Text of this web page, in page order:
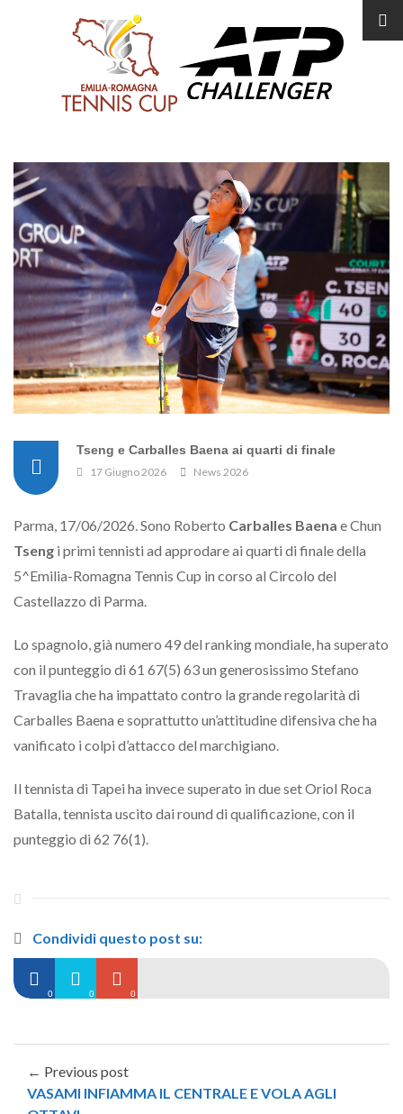
Tseng e Carballes Baena ai quarti di finale
17 Giugno 2026 News 2026
Parma, 17/06/2026. Sono Roberto Carballes Baena e Chun
Tseng i primi tennisti ad approdare ai quarti di finale della
5^Emilia-Romagna Tennis Cup in corso al Circolo del
Castellazzo di Parma.
Lo spagnolo, già numero 49 del ranking mondiale, ha superato
con il punteggio di 61 67(5) 63 un generosissimo Stefano
Travaglia che ha impattato contro la grande regolarità di
Carballes Baena e soprattutto un’attitudine difensiva che ha
vanificato i colpi d’attacco del marchigiano.
Il tennista di Tapei ha invece superato in due set Oriol Roca
Batalla, tennista uscito dai round di qualificazione, con il
punteggio di 62 76(1).
Condividi questo post su:
0 0 0
← Previous post
VASAMI INFIAMMA IL CENTRALE E VOLA AGLI